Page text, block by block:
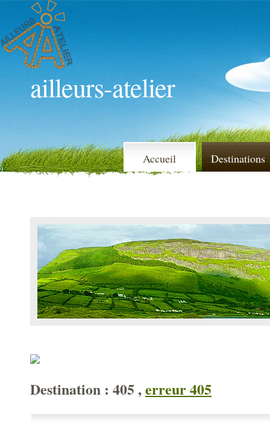
ailleurs-atelier
Accueil Destinations
Destination : 405 ,erreur 405